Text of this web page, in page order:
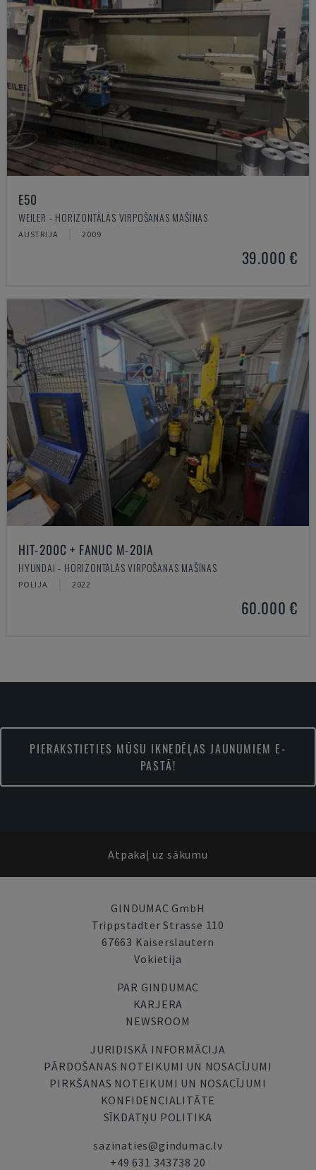
E50
WEILER - HORIZONTĀLĀS VIRPOŠANAS MAŠĪNAS
AUSTRIJA 2009
39.000 €
HIT-200C + FANUC M-20IA
HYUNDAI - HORIZONTĀLĀS VIRPOŠANAS MAŠĪNAS
POLIJA 2022
60.000 €
PIERAKSTIETIES MŪSU IKNEDĒĻAS JAUNUMIEM E-
PASTĀ!
Atpakaļ uz sākumu
GINDUMAC GmbH
Trippstadter Strasse 110
67663 Kaiserslautern
Vokietija
PAR GINDUMAC
KARJERA
NEWSROOM
JURIDISKĀ INFORMĀCIJA
PĀRDOŠANAS NOTEIKUMI UN NOSACĪJUMI
PIRKŠANAS NOTEIKUMI UN NOSACĪJUMI
KONFIDENCIALITĀTE
SĪKDATŅU POLITIKA
sazinaties@gindumac.lv
+49 631 343738 20